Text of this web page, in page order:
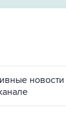
новости